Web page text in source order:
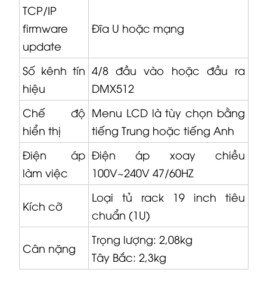
TCP/IP
firmware
update
Đĩa U hoặc mạng
Số kênh tín
hiệu
4/8 đầu vào hoặc đầu ra
DMX512
Chế độ
hiển thị
Menu LCD là tùy chọn bằng
tiếng Trung hoặc tiếng Anh
Điện áp
làm việc
Điện áp xoay chiều
100V~240V 47/60HZ
Kích cỡ
Loại tủ rack 19 inch tiêu
chuẩn (1U)
Cân nặng
Trọng lượng: 2,08kg
Tây Bắc: 2,3kg